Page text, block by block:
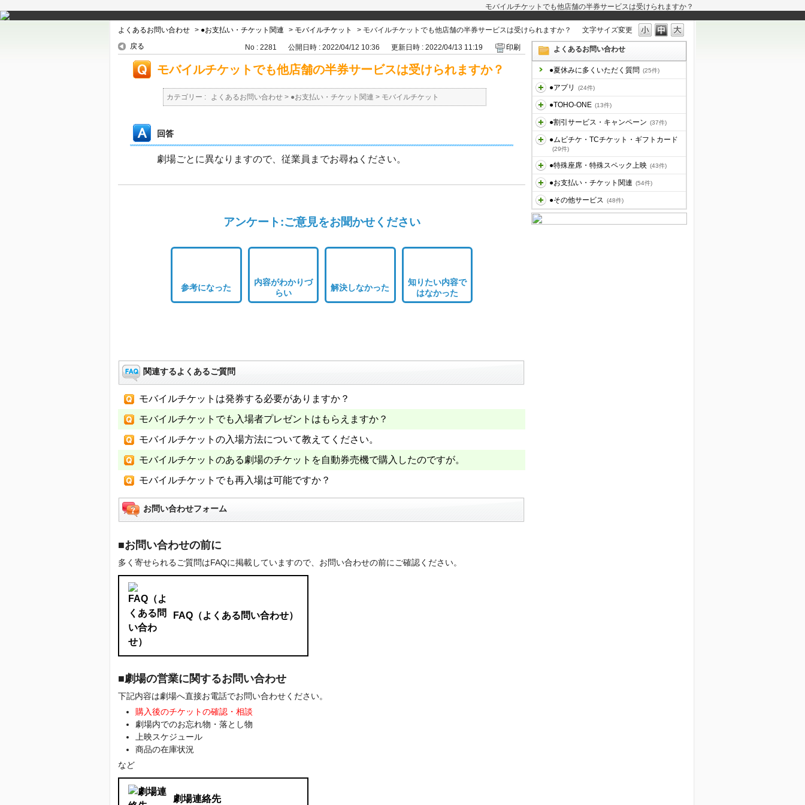
モバイルチケットでも他店舗の半券サービスは受けられますか？
文字サイズ変更
よくあるお問い合わせ > ●お支払い・チケット関連 > モバイルチケット > モバイルチケットでも他店舗の半券サービスは受けられますか？
よくあるお問い合わせ
●夏休みに多くいただく質問 (25件)
●アプリ (24件)
●TOHO-ONE (13件)
●割引サービス・キャンペーン (37件)
●ムビチケ・TCチケット・ギフトカード
(29件)
●特殊座席・特殊スペック上映 (43件)
●お支払い・チケット関連 (54件)
●その他サービス (48件)
戻る No : 2281 公開日時 : 2022/04/12 10:36 更新日時 : 2022/04/13 11:19 印刷
モバイルチケットでも他店舗の半券サービスは受けられますか？
カテゴリー : よくあるお問い合わせ > ●お支払い・チケット関連 > モバイルチケット
回答
劇場ごとに異なりますので、従業員までお尋ねください。
アンケート:ご意見をお聞かせください
参考になった
内容がわかりづ
らい
解決しなかった
知りたい内容で
はなかった
関連するよくあるご質問
モバイルチケットは発券する必要がありますか？
モバイルチケットでも入場者プレゼントはもらえますか？
モバイルチケットの入場方法について教えてください。
モバイルチケットのある劇場のチケットを自動券売機で購入したのですが。
モバイルチケットでも再入場は可能ですか？
お問い合わせフォーム
■お問い合わせの前に
多く寄せられるご質問はFAQに掲載していますので、お問い合わせの前にご確認ください。
FAQ（よくある問い合わせ）
■劇場の営業に関するお問い合わせ
下記内容は劇場へ直接お電話でお問い合わせください。
購入後のチケットの確認・相談
劇場内でのお忘れ物・落とし物
上映スケジュール
商品の在庫状況
など
劇場連絡先